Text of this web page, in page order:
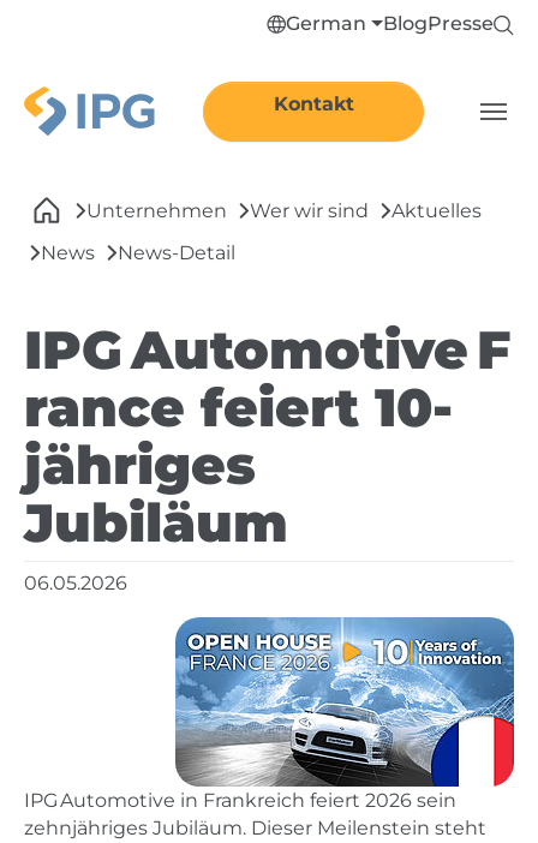
German BlogPresse
Kontakt
Unternehmen
Wer wir sind
Aktuelles
News
News-Detail
IPG Automotive F
rance feiert 10-
jähriges
Jubiläum
06.05.2026
IPG Automotive in Frankreich feiert 2026 sein
zehnjähriges Jubiläum. Dieser Meilenstein steht